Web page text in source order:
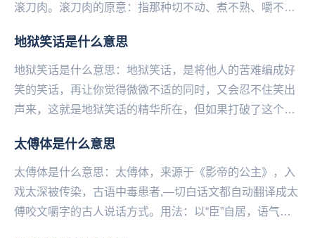
滚刀肉。滚刀肉的原意：指那种切不动、煮不熟、嚼不烂
肉，...
地狱笑话是什么意思
地狱笑话是什么意思：地狱笑话，是将他人的苦难编成好
笑的笑话，再让你觉得微微不适的同时，又会忍不住笑出
声来，这就是地狱笑话的精华所在，但如果打破了这个平
太傅体是什么意思
太傅体是什么意思：太傅体，来源于《影帝的公主》，入
戏太深被传染，古语中毒患者,—切白话文都自动翻译成太
傅咬文嚼字的古人说话方式。用法：以“臣”自居，语气谦